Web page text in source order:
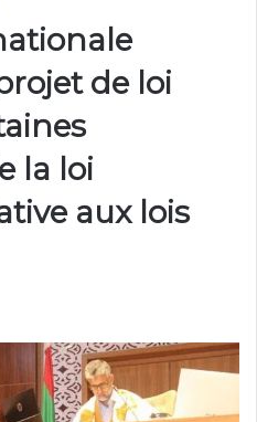
de loi
la loi
aux lois